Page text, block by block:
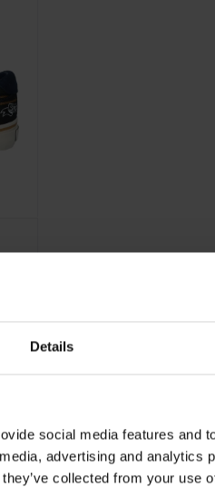
Details
social media features and
advertising and analytics
collected from your use